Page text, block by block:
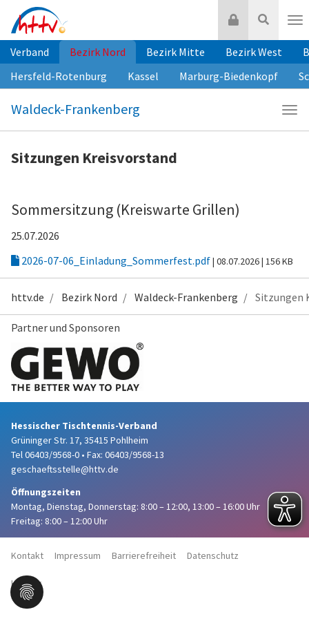
Inhalt
springen
Suche
Login
Verband Bezirk Nord Bezirk Mitte Bezirk West
Hersfeld-Rotenburg
Kassel Marburg-Biedenkopf
Waldeck-Frankenberg
Sitzungen Kreisvorstand
Sommersitzung (Kreiswarte Grillen)
25.07.2026
2026-07-06_Einladung_Sommerfest.pdf| 08.07.2026| 156 KB
httv.de Bezirk Nord Waldeck-Frankenberg Sitzungen
Partner und Sponsoren
Hessischer Tischtennis-Verband
Grüninger Str. 17, 35415 Pohlheim
Tel 06403/9568-0 • Fax: 06403/9568-13
geschaeftsstelle@httv.de
Öffnungszeiten
Montag, Dienstag, Donnerstag: 8:00 – 12:00, 13:00 – 16:00 Uhr
Freitag: 8:00 – 12:00 Uhr
Kontakt Impressum Barrierefreiheit Datenschutz
Haftung